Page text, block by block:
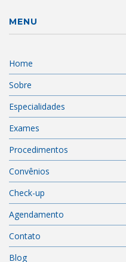
MENU
Home
Sobre
Especialidades
Exames
Procedimentos
Convênios
Check-up
Agendamento
Contato
Blog